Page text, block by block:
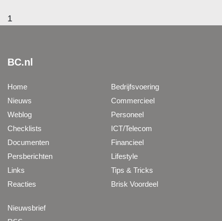
1
BC.nl
Home
Nieuws
Weblog
Checklists
Documenten
Persberichten
Links
Reacties
Bedrijfsvoering
Commercieel
Personeel
ICT/Telecom
Financieel
Lifestyle
Tips & Tricks
Brisk Voordeel
Nieuwsbrief